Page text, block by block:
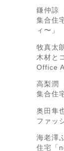
鎌仲諒
集合住
ィ〜」
牧真太
木材と
Office
高梨潤
集合住
奥田隼
ファッ
海老澤
住宅「